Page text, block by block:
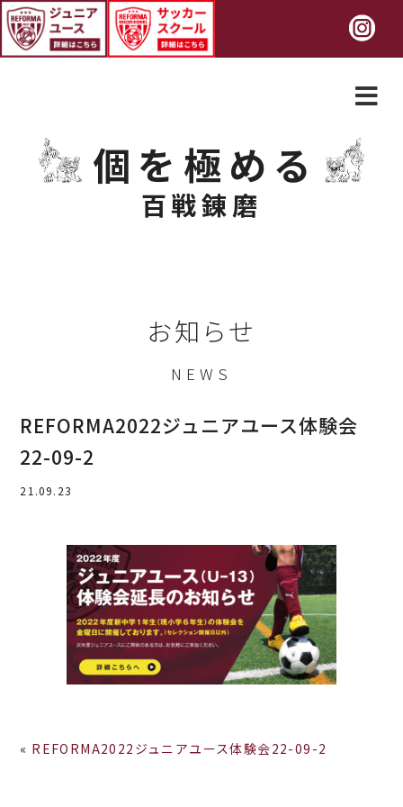
個を極める
百戦錬磨
お知らせ
NEWS
REFORMA2022ジュニアユース体験会
22-09-2
21.09.23
« REFORMA2022ジュニアユース体験会22-09-2